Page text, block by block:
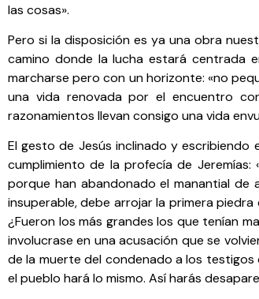
las cosas».
Pero si la disposición es ya una obra
camino donde la lucha estará centrada
marcharse pero con un horizonte: «no
una vida renovada por el encuentro
razonamientos llevan consigo una vida
El gesto de Jesús inclinado y escribiendo
cumplimiento de la profecía de
porque han abandonado el manantial de
insuperable, debe arrojar la primera
¿Fueron los más grandes los que tenían
involucrase en una acusación que se
de la muerte del condenado a los
el pueblo hará lo mismo. Así harás